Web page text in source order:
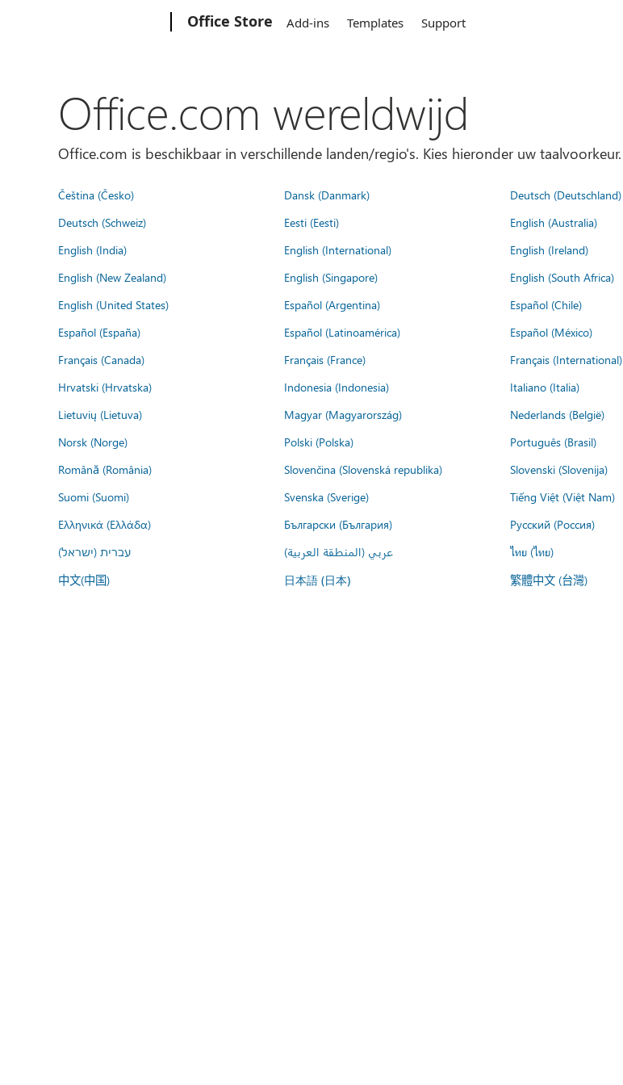
Office Store Add-ins Templates Support
Office.com wereldwijd
Office.com is beschikbaar in verschillende landen/regio's. Kies hieronder uw taalvoorkeur.
Čeština (Česko) Dansk (Danmark) Deutsch (Deutschland)
Deutsch (Schweiz)
Eesti (Eesti) English (Australia)
English (India)
English (International) English (Ireland)
English (New Zealand)
English (Singapore) English (South Africa)
English (United States)
Español (Argentina) Español (Chile)
Español (España)
Español (Latinoamérica) Español (México)
Français (Canada)
Français (France) Français (International)
Hrvatski (Hrvatska)
Indonesia (Indonesia) Italiano (Italia)
Lietuvių (Lietuva)
Magyar (Magyarország) Nederlands (België)
Norsk (Norge)
Polski (Polska) Português (Brasil)
Română (România)
Slovenčina (Slovenská republika) Slovenski (Slovenija)
Suomi (Suomi)
Svenska (Sverige) Tiếng Việt (Việt Nam)
Ελληνικά (Ελλάδα)
Български (България) Русский (Россия)
עברית (ישראל)
عربي (المنطقة العربية) ไทย (ไทย)
中文(中国) 日本語 (日本) 繁體中文 (台灣)